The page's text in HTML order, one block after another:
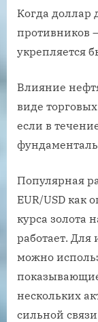
Когда доллар
противников
укрепляется
Влияние
виде
если в
Популярная
EUR/USD как
курса золота
работает.
можно
нескольких
сильной